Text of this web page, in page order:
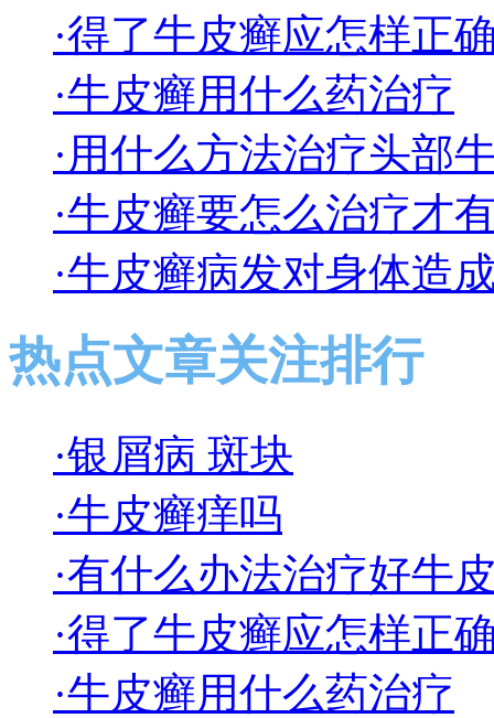
·得了牛皮癣应怎样正
·牛皮癣用什么药治疗
·用什么方法治疗头部
·牛皮癣要怎么治疗才
·牛皮癣病发对身体造
热点文章关注排行
·银屑病 斑块
·牛皮癣痒吗
·有什么办法治疗好牛
·得了牛皮癣应怎样正
·牛皮癣用什么药治疗